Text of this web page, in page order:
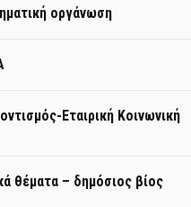
οργάνωση
Εταιρική Κοινωνική
θέματα – δημόσιος βίος